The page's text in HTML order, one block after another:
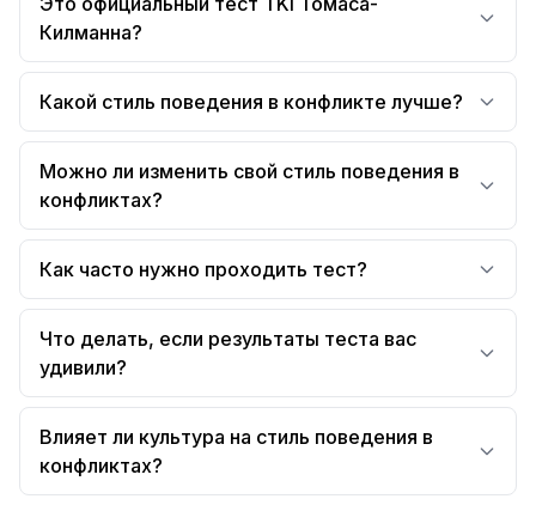
Килманна?
Какой стиль поведения в конфликте лучше?
Можно ли изменить свой стиль поведения в
конфликтах?
Как часто нужно проходить тест?
Что делать, если результаты теста вас
удивили?
Влияет ли культура на стиль поведения в
конфликтах?